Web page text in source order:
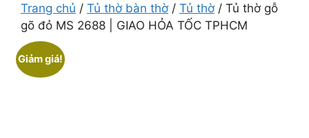
Trang chủ / Tủ thờ bàn thờ / Tủ thờ / Tủ thờ gỗ
gõ đỏ MS 2688 | GIAO HỎA TỐC TPHCM
Giảm giá!